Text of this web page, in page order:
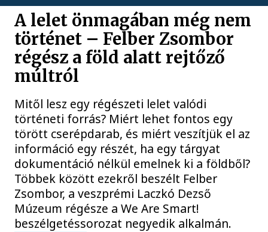
A lelet önmagában még nem
történet – Felber Zsombor
régész a föld alatt rejtőző
múltról
Mitől lesz egy régészeti lelet valódi
történeti forrás? Miért lehet fontos egy
törött cserépdarab, és miért veszítjük el az
információ egy részét, ha egy tárgyat
dokumentáció nélkül emelnek ki a földből?
Többek között ezekről beszélt Felber
Zsombor, a veszprémi Laczkó Dezső
Múzeum régésze a We Are Smart!
beszélgetéssorozat negyedik alkalmán.